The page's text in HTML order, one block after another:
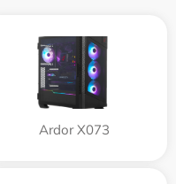
Ardor X073